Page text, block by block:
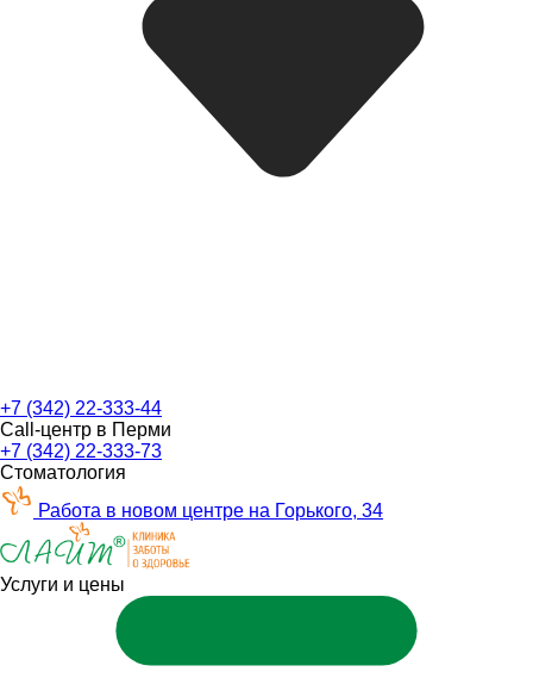
+7 (342) 22-333-44
Call-центр в Перми
+7 (342) 22-333-73
Стоматология
Работа в новом центре на Горького, 34
Услуги и цены